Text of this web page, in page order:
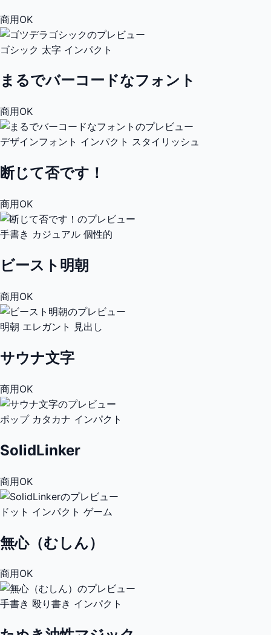
商用OK
ゴシック 太字 インパクト
まるでバーコードなフォント
商用OK
デザインフォント インパクト スタイリッシュ
断じて否です！
商用OK
手書き カジュアル 個性的
ビースト明朝
商用OK
明朝 エレガント 見出し
サウナ文字
商用OK
ポップ カタカナ インパクト
SolidLinker
商用OK
ドット インパクト ゲーム
無心（むしん）
商用OK
手書き 殴り書き インパクト